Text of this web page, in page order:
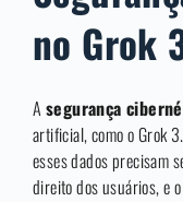
no Grok
A segurança
artificial, como o Grok
esses dados precisam
direito dos usuários, e